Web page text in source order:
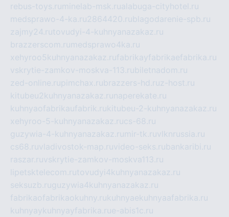
rebus-toys.ru minelab-msk.rualabuga-cityhotel.ru
medsprawo-4-ka.ru2864420.rublagodarenie-spb.ru
zajmy24.rutovudyi-4-kuhnyanazakaz.ru
brazzerscom.ru medsprawo4ka.ru
xehyroo5kuhnyanazakaz.rufabrikayfabrikaefabrika.ru
vskrytie-zamkov-moskva-113.rubiletnadom.ru
zed-online.rupimchax.rubrazzers-hd.ruz-host.ru
kitubeu2kuhnyanazakaz.ru naperekate.ru
kuhnyaofabrikaufabrik.rukitubeu-2-kuhnyanazakaz.ru
xehyroo-5-kuhnyanazakaz.rucs-68.ru
guzywia-4-kuhnyanazakaz.ru mir-tk.ruvlknrussia.ru
cs68.ruvladivostok-map.ruvideo-seks.rubankaribi.ru
raszar.ruvskrytie-zamkov-moskva113.ru
lipetsktelecom.rutovudyi4kuhnyanazakaz.ru
seksuzb.ruguzywia4kuhnyanazakaz.ru
fabrikaofabrikaokuhny.rukuhnyaekuhnyaafabrika.ru
kuhnyaykuhnyayfabrika.rue-abis1c.ru